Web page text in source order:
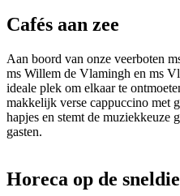
Cafés aan zee
Aan boord van onze veerboten
ms Willem de Vlamingh en ms
ideale plek om elkaar te
makkelijk verse cappuccino met
hapjes en stemt de muziekkeuze
gasten.
Horeca op de